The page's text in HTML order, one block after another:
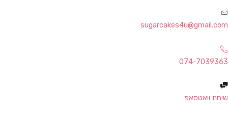
sugarcakes4u@gmail.com
074-7039363
שיחת וואטסאפ